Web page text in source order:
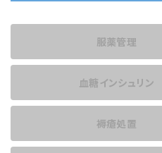
服薬管理
血糖インシュリン
褥瘡処置